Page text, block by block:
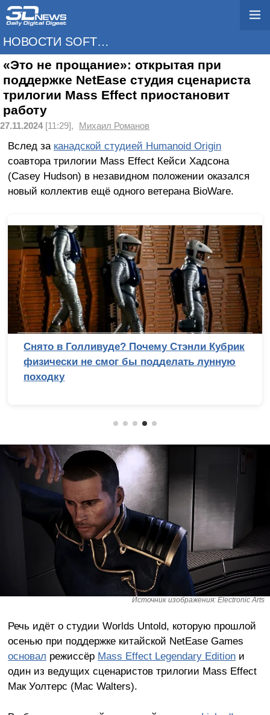
НОВОСТИ SOFTWARE
«Это не прощание»: открытая при
поддержке NetEase студия сценариста
трилогии Mass Effect приостановит
работу
27.11.2024[11:29], Михаил Романов
Вслед за канадской студией Humanoid Origin
соавтора трилогии Mass Effect Кейси Хадсона
(Casey Hudson) в незавидном положении оказался
новый коллектив ещё одного ветерана BioWare.
Снято в Голливуде? Почему Стэнли Кубрик
физически не смог бы подделать лунную
походку
Источник изображения: Electronic Arts
Речь идёт о студии Worlds Untold, которую прошлой
осенью при поддержке китайской NetEase Games
основал режиссёр Mass Effect Legendary Editionи
один из ведущих сценаристов трилогии Mass Effect
Мак Уолтерс (Mac Walters).